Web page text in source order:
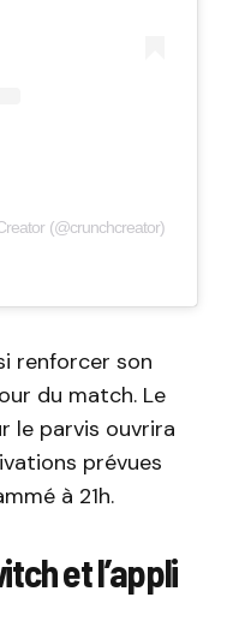
(@crunchcreator)
renforcer son
du match. Le
le parvis ouvrira
prévues
à 21h.
et l’appli